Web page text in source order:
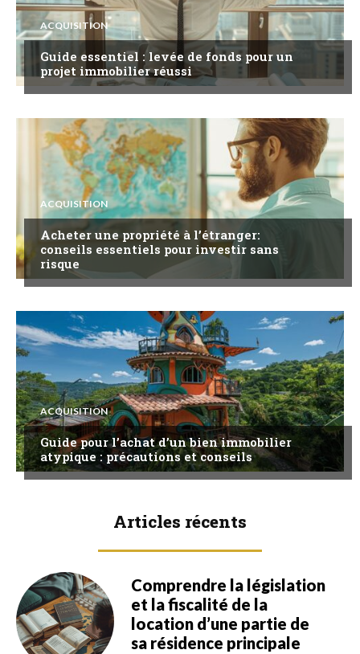
ACQUISITION
Guide essentiel : levée de fonds pour un
projet immobilier réussi
ACQUISITION
Acheter une propriété à l’étranger:
conseils essentiels pour investir sans
risque
ACQUISITION
Guide pour l’achat d’un bien immobilier
atypique : précautions et conseils
Articles récents
Comprendre la législation
et la fiscalité de la
location d’une partie de
sa résidence principale